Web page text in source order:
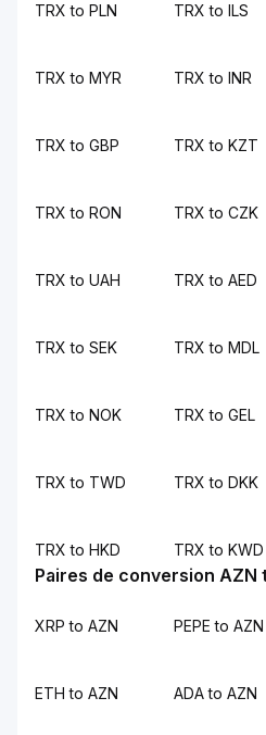
TRX to PLN TRX to ILS
TRX to MYR TRX to INR
TRX to GBP TRX to KZT
TRX to RON TRX to CZK
TRX to UAH TRX to AED
TRX to SEK TRX to MDL
TRX to NOK TRX to GEL
TRX to TWD TRX to DKK
TRX to HKD TRX to KWD
Paires de conversion AZN
XRP to AZN PEPE to AZN
ETH to AZN ADA to AZN